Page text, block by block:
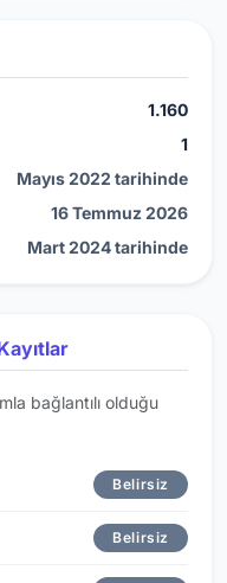
1.160
1
Mayıs 2022 tarihinde
16 Temmuz 2026
Mart 2024 tarihinde
bağlantılı olduğu
Belirsiz
Belirsiz